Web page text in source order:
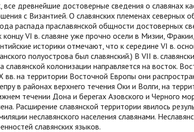
все древнейшие достоверные сведения о славянах
с Византией. О славянских племенах северных
распада праславянской общности достоверных
концу VI в. славяне уже прочно осели в Мизии,
историки отмечают, что к середине VI в.
полуострова был славянский.) В VII в.
славянской колонизации направляется на восток.
вв. на территории Восточной Европы они
в районах верхнего течения Оки и Волги, на
течении Дона и берегах Азовского и Черного
Расширение славянской территории явилось
неславянского населения славянами.
славянских языков.